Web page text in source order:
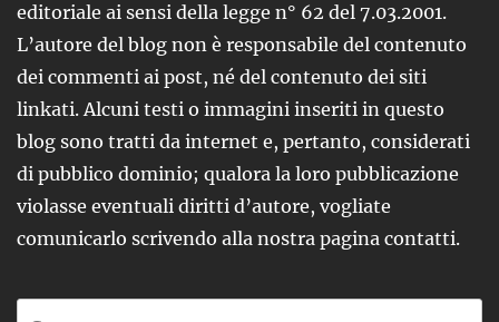
editoriale ai sensi della legge n° 62 del 7.03.2001.
L’autore del blog non è responsabile del contenuto
dei commenti ai post, né del contenuto dei siti
linkati. Alcuni testi o immagini inseriti in questo
blog sono tratti da internet e, pertanto, considerati
di pubblico dominio; qualora la loro pubblicazione
violasse eventuali diritti d’autore, vogliate
comunicarlo scrivendo alla nostra pagina contatti.